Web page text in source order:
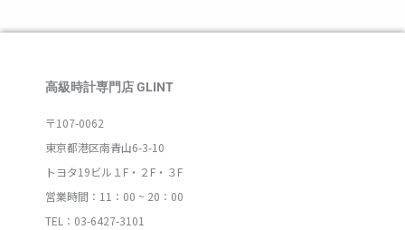
高級時計専門店 GLINT
〒107-0062
東京都港区南青山6-3-10
トヨタ19ビル１F・２F・３F
営業時間：11：00 ~ 20：00
TEL：03-6427-3101